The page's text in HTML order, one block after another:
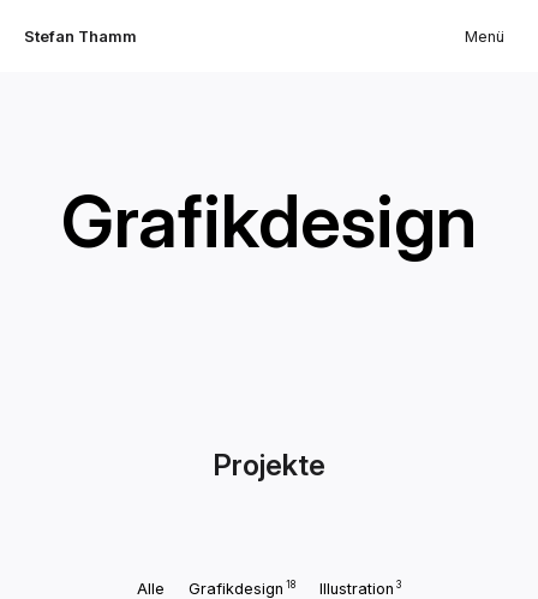
Stefan Thamm Menü
Grafikdesign
Projekte
Alle Grafikdesign 18 Illustration 3